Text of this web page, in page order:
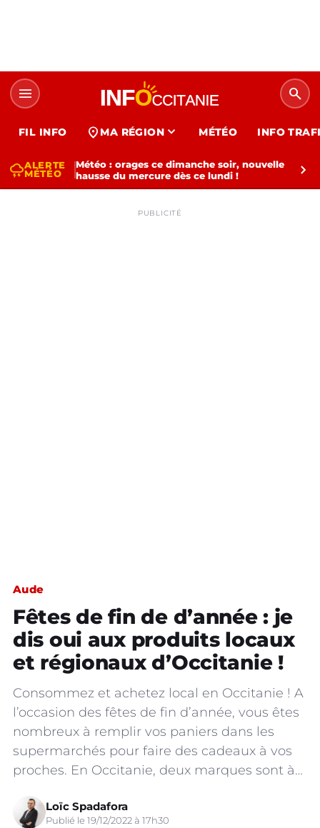
menu search
FIL INFO location_on MA RÉGION expand_more MÉTÉO INFO
thunderstormALERTE
MÉTÉO
Météo : orages ce dimanche soir, nouvelle
hausse du mercure dès ce lundi !
chevron_right
PUBLICITÉ
Aude
Fêtes de fin de d’année : je
dis oui aux produits locaux
et régionaux d’Occitanie !
Consommez et achetez local en Occitanie ! A
l’occasion des fêtes de fin d’année, vous êtes
nombreux à remplir vos paniers dans les
supermarchés pour faire des cadeaux à vos
proches. En Occitanie, deux marques sont à…
Loïc Spadafora
Publié le 19/12/2022 à 17h30